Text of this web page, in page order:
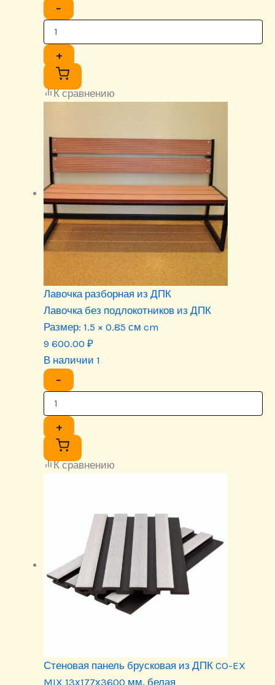
−
+
К сравнению
Лавочка разборная из ДПК
Лавочка без подлокотников из ДПК
Размер: 1.5 × 0.85 см cm
9 600.00 ₽
В наличии 1
−
+
К сравнению
Стеновая панель брусковая из ДПК CO-EX
MIX 13х177х3600 мм, белая